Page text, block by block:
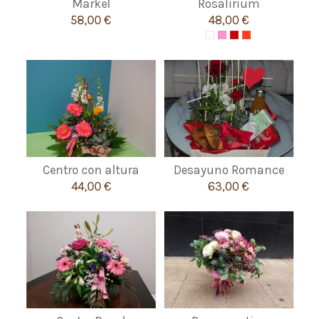
Markel
58,00 €
Rosalirium
48,00 €
Centro con altura
44,00 €
Desayuno Romance
63,00 €